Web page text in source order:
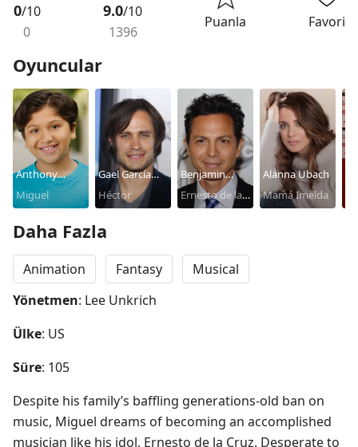
0/10
0
9.0/10
1396
Puanla Favori
Oyuncular
Anthony
Gonzalez
Miguel
Gael García
Bernal
Héctor
Benjamin
Bratt
Ernesto de la
Alanna Ubach
Mamá Imelda
Daha Fazla
Animation Fantasy
Musical
Yönetmen: Lee Unkrich
Ülke: US
Süre: 105
Despite his family’s baffling generations-old ban on
music, Miguel dreams of becoming an accomplished
musician like his idol, Ernesto de la Cruz. Desperate to